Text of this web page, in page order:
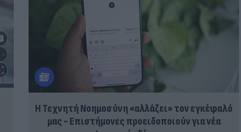
Η Τεχνητή Νοημοσύνη «αλλάζει» τον εγκέφαλό
μας - Eπιστήμονες προειδοποιούν για νέα